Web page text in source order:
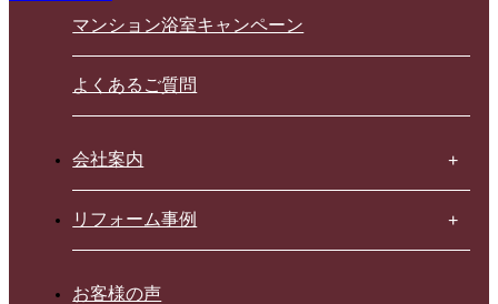
マンション浴室キャンペーン
よくあるご質問
会社案内
リフォーム事例
お客様の声